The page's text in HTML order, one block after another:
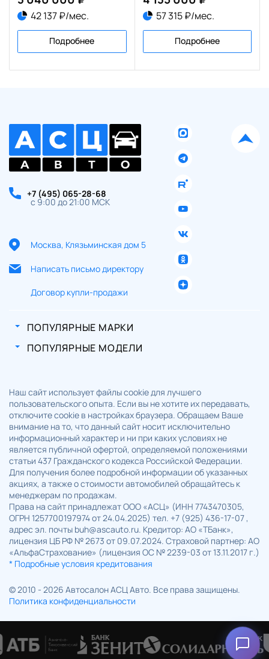
42 137 ₽/мес.
Подробнее
57 315 ₽/мес.
Подробнее
+7 (495) 065-28-68
с 9:00 до 21:00 МСК
Москва, Клязьминская дом 5
Написать письмо директору
Договор купли-продажи
ПОПУЛЯРНЫЕ МАРКИ
ПОПУЛЯРНЫЕ МОДЕЛИ
Наш сайт использует файлы cookie для лучшего
пользовательского опыта. Если вы не хотите их передавать,
отключите cookie в настройках браузера. Обращаем Ваше
внимание на то, что данный сайт носит исключительно
информационный характер и ни при каких условиях не
является публичной офертой, определяемой положениями
статьи 437 Гражданского кодекса Российской Федерации.
Для получения более подробной информации об указанных
акциях, а также о стоимости автомобилей обращайтесь к
менеджерам по продажам.
Права на сайт принадлежат ООО «АСЦ» (ИНН 7743470305,
ОГРН 1257700197974 от 24.04.2025) тел. +7 (925) 436-17-07 ,
адрес эл. почты buh@ascauto.ru. Кредитор: АО «ТБанк»,
лицензия ЦБ РФ № 2673 от 09.07.2024. Страховой партнер: АО
«АльфаСтрахование» (лицензия ОС № 2239-03 от 13.11.2017 г.)
* Подробные условия кредитования
© 2010 - 2026 Автосалон АСЦ Авто. Все права защищены.
Политика конфиденциальности